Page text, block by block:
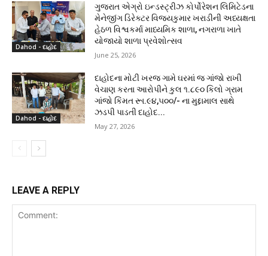
Dahod - દાહોદ
ગુજરાત એગ્રો ઇન્ડસ્ટ્રીઝ કોર્પોરેશન લિમિટેડના
મેનેજીંગ ડિરેક્ટર વિજયકુમાર ખરાડીની અધ્યક્ષતા
હેઠળ વિશ્વકર્મા માધ્યમિક શાળા, નગરાળા ખાતે
યોજાયો શાળા પ્રવેશોત્સવ
June 25, 2026
Dahod - દાહોદ
દાહોદના મોટી ખરજ ગામે ઘરમાં જ ગાંજો રાખી
વેચાણ કરતા આરોપીને કુલ ૧.૮૯૦ કિલો ગ્રામ
ગાંજો કિંમત રૂા.૯૪,૫૦૦/- ના મુદ્દામાલ સાથે
ઝડપી પાડતી દાહોદ...
May 27, 2026
LEAVE A REPLY